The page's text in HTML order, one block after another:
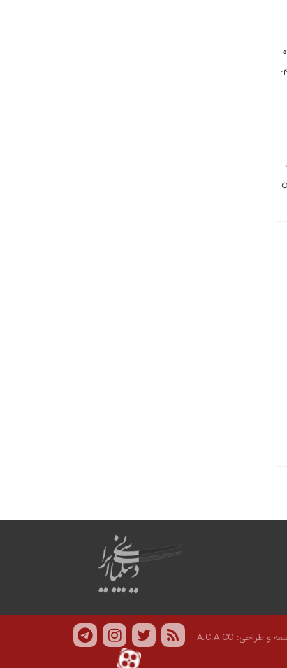
و طراحی: A.C.A CO